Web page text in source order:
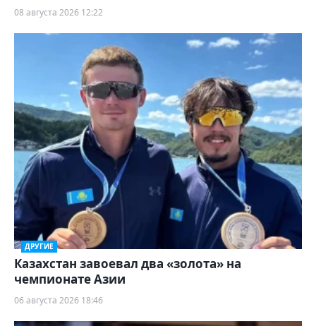
08 августа 2026 12:22
ДРУГИЕ
Казахстан завоевал два «золота» на
чемпионате Азии
06 августа 2026 18:46